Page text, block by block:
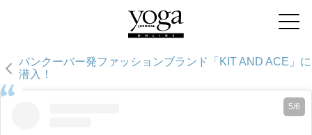
バンクーバー発ファッションブランド「KIT AND ACE」に
潜入！
5/6